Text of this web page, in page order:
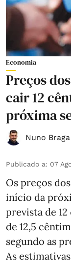
Economia
Preços
cair 12
próxima
Nuno Braga
Publicado a: 07
Os preços
início da
prevista de
de 12,5
segundo as
As